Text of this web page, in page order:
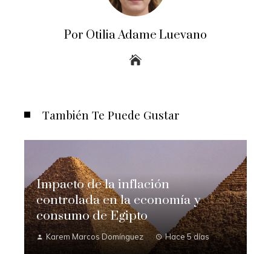
Por Otilia Adame Luevano
También Te Puede Gustar
Impacto de la inflación
controlada en la economía y
consumo de Egipto
Karem Marcos Domínguez Hace 5 días